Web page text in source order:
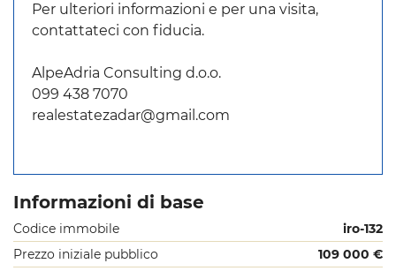
Per ulteriori informazioni e per una visita,
contattateci con fiducia.
AlpeAdria Consulting d.o.o.
099 438 7070
realestatezadar@gmail.com
Informazioni di base
Codice immobile
iro-132
Prezzo iniziale pubblico
109 000 €